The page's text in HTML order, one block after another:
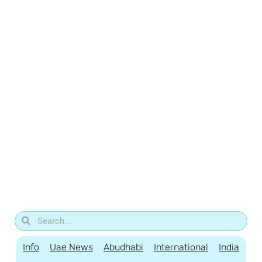
Info Uae News Abudhabi International India